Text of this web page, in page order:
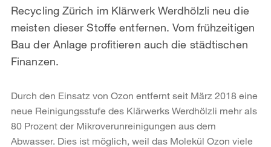
Recycling Zürich im Klärwerk Werdhölzli neu die
meisten dieser Stoffe entfernen. Vom frühzeitigen
Bau der Anlage profitieren auch die städtischen
Finanzen.
Durch den Einsatz von Ozon entfernt seit März 2018 eine
neue Reinigungsstufe des Klärwerks Werdhölzli mehr als
80 Prozent der Mikroverunreinigungen aus dem
Abwasser. Dies ist möglich, weil das Molekül Ozon viele